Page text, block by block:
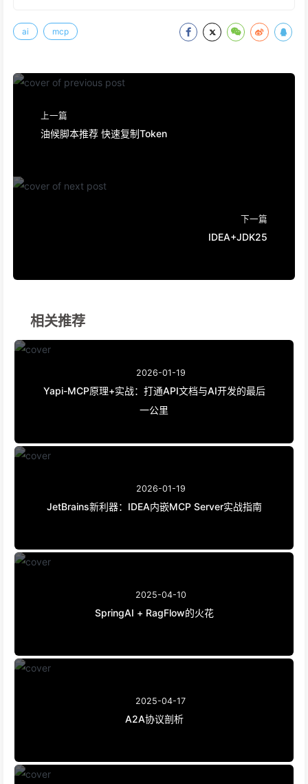
ai mcp
上一篇
油候脚本推荐 快速复制Token
下一篇
IDEA+JDK25
相关推荐
2026-01-19
Yapi-MCP原理+实战：打通API文档与AI开发的最后
一公里
2026-01-19
JetBrains新利器：IDEA内嵌MCP Server实战指南
2025-04-10
SpringAI + RagFlow的火花
2025-04-17
A2A协议剖析